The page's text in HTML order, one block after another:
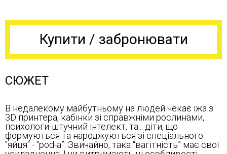
Купити / забронювати
СЮЖЕТ
В недалекому майбутньому на людей чекає їжа з
3D принтера, кабінки зі справжніми рослинами,
психологи-штучний інтелект, та... діти, що
формуються та народжуються зі спеціального
"яйця" - “pod-а”. Звичайно, така “вагітність” має свої